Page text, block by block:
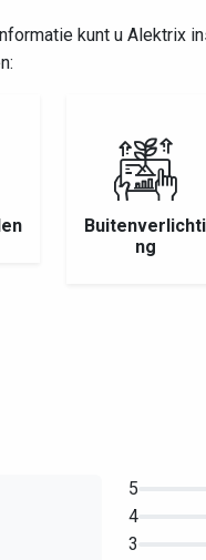
kunt u Alektrix
Buitenverlichti
ng
5
4
3